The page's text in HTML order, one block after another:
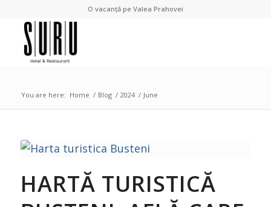
O vacanță pe Valea Prahovei
You are here: Home / Blog / 2024 / June
HARTĂ TURISTICĂ